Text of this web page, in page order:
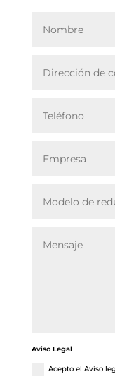
Aviso Legal
Acepto el Aviso